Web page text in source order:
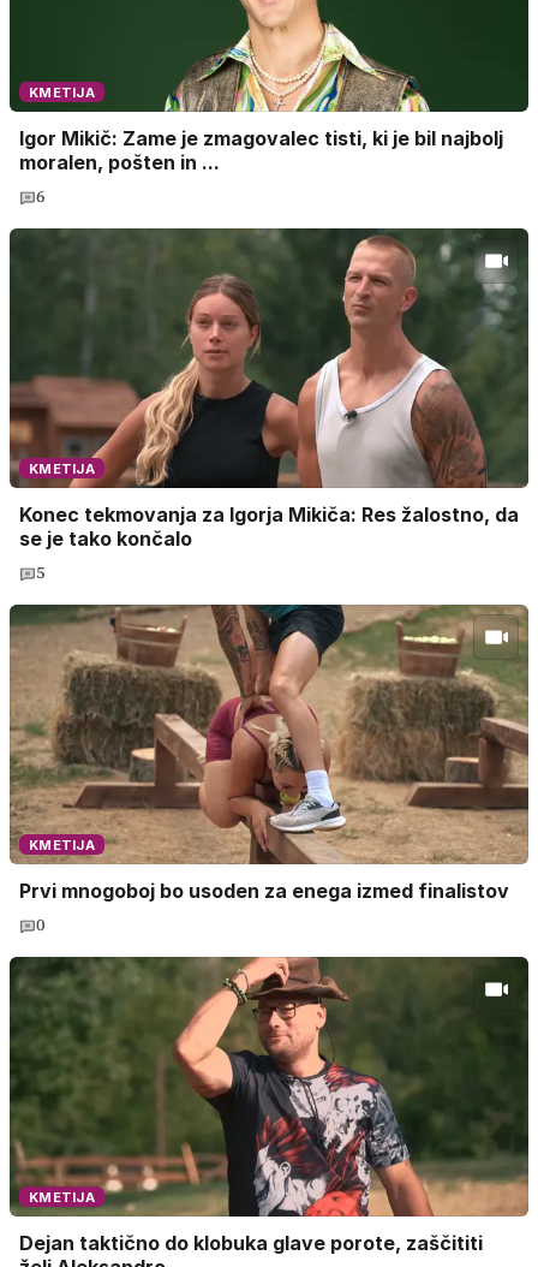
KMETIJA
Igor Mikič: Zame je zmagovalec tisti, ki je bil najbolj
moralen, pošten in ...
6
KMETIJA
Konec tekmovanja za Igorja Mikiča: Res žalostno, da
se je tako končalo
5
KMETIJA
Prvi mnogoboj bo usoden za enega izmed finalistov
0
KMETIJA
Dejan taktično do klobuka glave porote, zaščititi